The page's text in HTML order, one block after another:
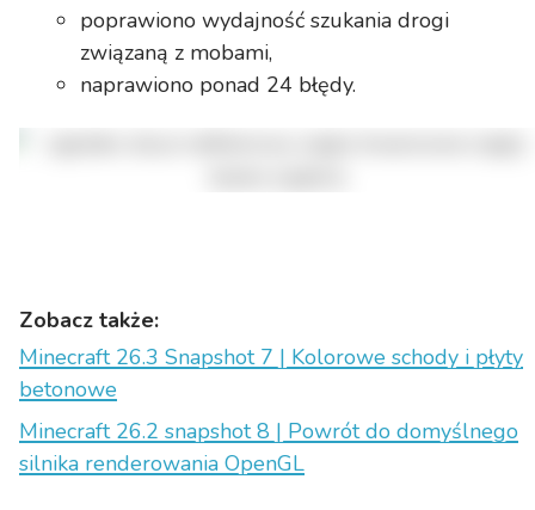
poprawiono wydajność szukania drogi
związaną z mobami,
naprawiono ponad 24 błędy.
Zobacz także:
Minecraft 26.3 Snapshot 7 | Kolorowe schody i płyty
betonowe
Minecraft 26.2 snapshot 8 | Powrót do domyślnego
silnika renderowania OpenGL